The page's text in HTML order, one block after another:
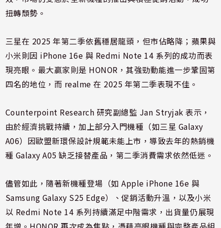
扭轉頹勢。
三星在 2025 年第二季依舊穩居龍頭，但市佔略降；蘋果與
小米則因 iPhone 16e 與 Redmi Note 14 系列的成功而表
現亮眼。最大贏家則是 HONOR，其強勁動能進一步鞏固第
四名的地位，而 realme 在 2025 年第二季表現不佳。
Counterpoint Research 研究副總監 Jan Stryjak 表示，
由於經濟挑戰持續，加上部分入門機種（如三星 Galaxy
A06）因歐盟新環保設計規範未能上市，導致去年的熱銷機
種 Galaxy A05 缺乏接替產品，第二季消費需求依然低迷。
儘管如此，隨著新機種登場（如 Apple iPhone 16e 與
Samsung Galaxy S25 Edge）、促銷活動升溫，以及小米
以 Redmi Note 14 系列持續滿足中階需求，出貨量仍展現